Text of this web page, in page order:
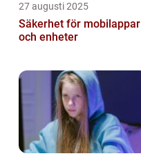
27 augusti 2025
Säkerhet för mobilappar
och enheter